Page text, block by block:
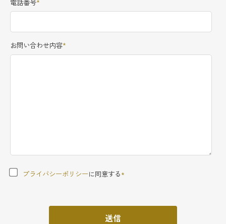
お問い合わせ内容*
プライバシーポリシーに同意する*